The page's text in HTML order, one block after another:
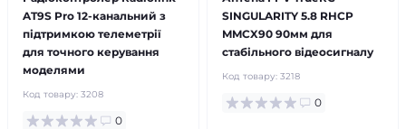
AT9S Pro 12-канальний з
підтримкою телеметрії
для точного керування
моделями
Код товару: 3208
0
SINGULARITY 5.8 RHCP
MMCX90 90мм для
стабільного відеосигналу
Код товару: 3218
0